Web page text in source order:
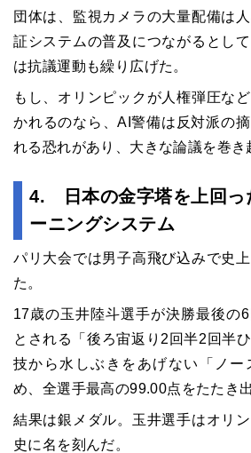
団体は、監視カメラの大量配備は
証システムの普及につながるとし
は抗議運動も繰り広げた。
もし、オリンピックが人権弾圧な
かれるのなら、AI警備は反対派の
れる恐れがあり、大きな論議を巻き
4. 日本の金字塔を上回っ
ーニングシステム
パリ大会では男子高飛び込みで史
た。
17歳の玉井陸斗選手が決勝最後の6
とされる「後ろ宙返り2回半2回半
技から水しぶきをあげない「ノー
め、全選手最高の99.00点をたたき
結果は銀メダル。玉井選手はオリ
史に名を刻んだ。